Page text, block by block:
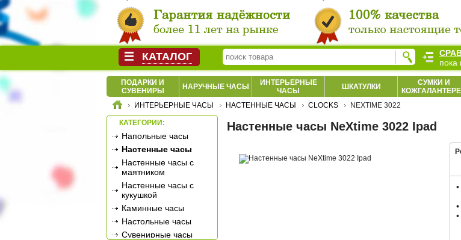
ПОДАРКИ И
СУВЕНИРЫ
НАРУЧНЫЕ ЧАСЫ
ИНТЕРЬЕРНЫЕ
ЧАСЫ
ШКАТУЛКИ
СУМКИ И
ИНТЕРЬЕРНЫЕ ЧАСЫ НАСТЕННЫЕ ЧАСЫ CLOCKS NEXTIME 3022
КАТЕГОРИИ:
Напольные часы
Настенные часы
Настенные часы с
маятником
Настенные часы с
кукушкой
Каминные часы
Настольные часы
Сувенирные часы
Настенные часы NeXtime 3022 Ipad
КАТАЛОГ
пока